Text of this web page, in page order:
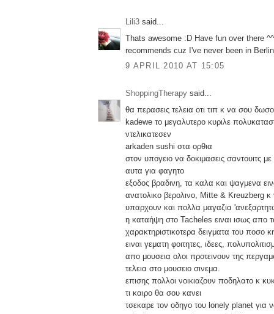
Lili3 said...
Thats awesome :D Have fun over there
recommends cuz I've never been in
9 APRIL 2010 AT 15:05
ShoppingTherapy said...
θα περασεις τελεια οτι τιπ κ να σου
kadewe το μεγαλυτερο κυριλε
ντελικατεσεν
arkaden sushi στα ορθια
στον υπογειο να δοκιμασεις σαντουιτς με
αυτα για φαγητο
εξοδος βραδινη, τα καλα και ψαγμενα
ανατολικο βερολινο, Mitte & Kreuzberg κ
υπαρχουν και πολλα μαγαζια
η καταήψη στο Tacheles ειναι ισως απο
χαρακτηριστικοτερα δειγματα του ποσο
ειναι γεματη φοιτητες, ιδεες,
απο μουσεια ολοι προτεινουν της
τελεια στο μουσειο σινεμα.
επισης πολλοι νοικιαζουν ποδηλατο κ
τι καιρο θα σου κανει
τσεκαρε τον οδηγο του lonely planet για